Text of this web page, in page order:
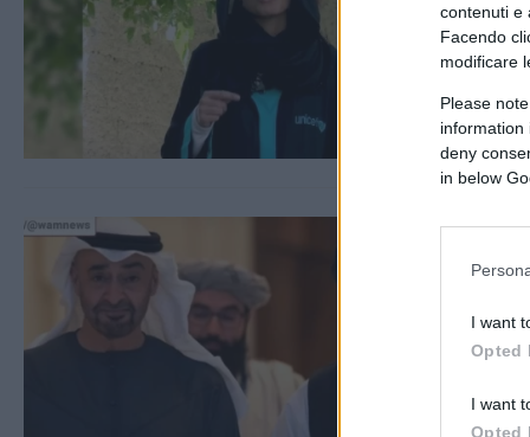
contenuti e
Facendo
modificare
Please
information
deny
in below
I want
Opted
I want
Opted